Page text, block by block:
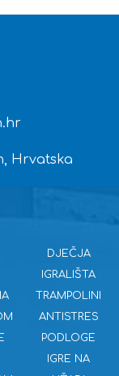
Hrvatska
DJEČJA
IGRALIŠTA
TRAMPOLINI
ANTISTRES
PODLOGE
IGRE NA